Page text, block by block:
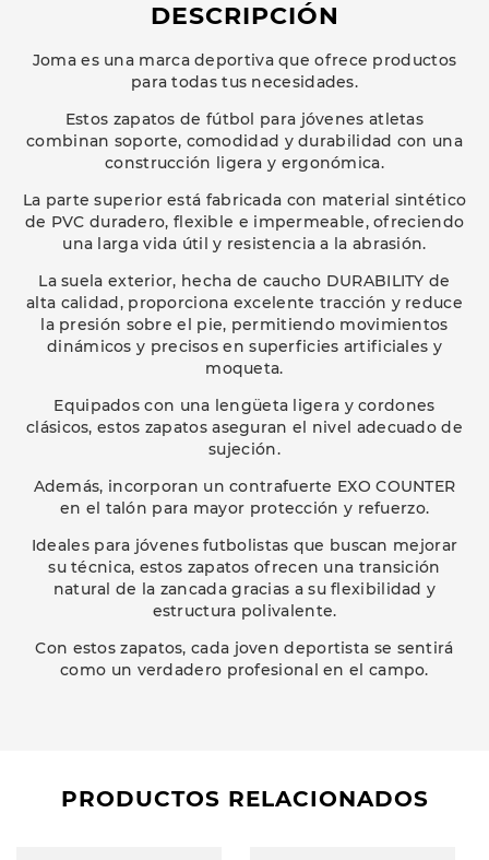
DESCRIPCIÓN
Joma es una marca deportiva que ofrece productos
para todas tus necesidades.
Estos zapatos de fútbol para jóvenes atletas
combinan soporte, comodidad y durabilidad con una
construcción ligera y ergonómica.
La parte superior está fabricada con material sintético
de PVC duradero, flexible e impermeable, ofreciendo
una larga vida útil y resistencia a la abrasión.
La suela exterior, hecha de caucho DURABILITY de
alta calidad, proporciona excelente tracción y reduce
la presión sobre el pie, permitiendo movimientos
dinámicos y precisos en superficies artificiales y
moqueta.
Equipados con una lengüeta ligera y cordones
clásicos, estos zapatos aseguran el nivel adecuado de
sujeción.
Además, incorporan un contrafuerte EXO COUNTER
en el talón para mayor protección y refuerzo.
Ideales para jóvenes futbolistas que buscan mejorar
su técnica, estos zapatos ofrecen una transición
natural de la zancada gracias a su flexibilidad y
estructura polivalente.
Con estos zapatos, cada joven deportista se sentirá
como un verdadero profesional en el campo.
PRODUCTOS RELACIONADOS